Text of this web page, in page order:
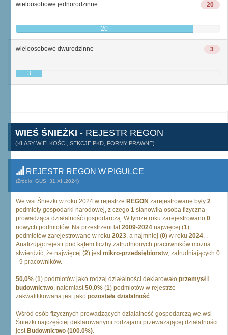
20
wieloosobowe jednorodzinne
20
3
wieloosobowe dwurodzinne
3
WIEŚ ŚNIEŻKI - REJESTR REGON
(KLASY WIELKOŚCI, SEKCJE PKD, FORMY PRAWNE)
REJESTR REGON W PIGUŁCE
(Źródło: GUS, 31.XII.2024)
We wsi Śnieżki w roku 2024 w rejestrze REGON zarejestrowane były 2
podmioty gospodarki narodowej, z czego 1 stanowiła osoba fizyczna
prowadząca działalność gospodarczą. W tymże roku zarejestrowano 0
nowych podmiotów. Na przestrzeni lat2009-2024 najwięcej (1)
podmiotów zarejestrowano w roku 2023, a najmniej (0) w roku 2024. .
Analizując rejestr pod kątem liczby zatrudnionych pracowników można
stwierdzić, że najwięcej (2) jestmikro-przedsiębiorstw, zatrudniających 0
- 9 pracowników.
50,0% (1) podmiotów jako rodzaj działalności deklarowało przemysł i
budownictwo, natomiast50,0% (1) podmiotów w rejestrze
zakwalifikowana jest jako pozostała działalność.
Wśród osób fizycznych prowadzących działalność gospodarczą we wsi
Śnieżki najczęściej deklarowanymi rodzajami przeważającej działalności
jest Budownictwo (100.0%).